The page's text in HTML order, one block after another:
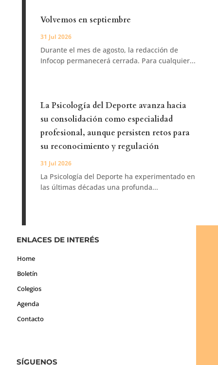
Volvemos en septiembre
31 Jul 2026
Durante el mes de agosto, la redacción de
Infocop permanecerá cerrada. Para cualquier...
La Psicología del Deporte avanza hacia
su consolidación como especialidad
profesional, aunque persisten retos para
su reconocimiento y regulación
31 Jul 2026
La Psicología del Deporte ha experimentado en
las últimas décadas una profunda...
ENLACES DE INTERÉS
Home
Boletín
Colegios
Agenda
Contacto
SÍGUENOS